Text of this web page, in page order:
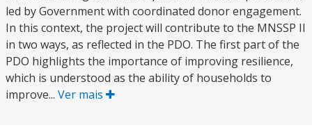
led by Government with coordinated donor engagement.
In this context, the project will contribute to the MNSSP II
in two ways, as reflected in the PDO. The first part of the
PDO highlights the importance of improving resilience,
which is understood as the ability of households to
improve... Ver mais